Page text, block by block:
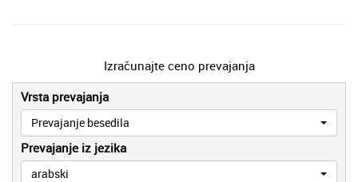
Izračunajte ceno prevajanja
Vrsta prevajanja
Prevajanje besedila
Prevajanje iz jezika
arabski